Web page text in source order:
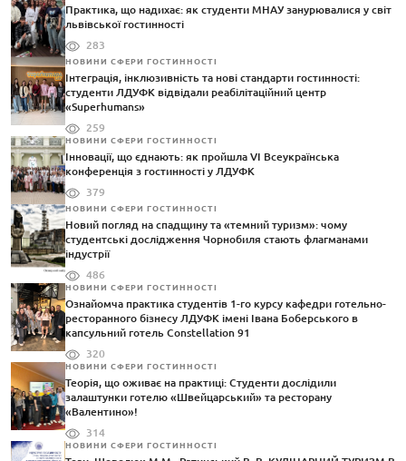
Практика, що надихає: як студенти МНАУ занурювалися у світ
львівської гостинності
283
НОВИНИ СФЕРИ ГОСТИННОСТІ
Інтеграція, інклюзивність та нові стандарти гостинності:
студенти ЛДУФК відвідали реабілітаційний центр
«Superhumans»
259
НОВИНИ СФЕРИ ГОСТИННОСТІ
Інновації, що єднають: як пройшла VI Всеукраїнська
конференція з гостинності у ЛДУФК
379
НОВИНИ СФЕРИ ГОСТИННОСТІ
Новий погляд на спадщину та «темний туризм»: чому
студентські дослідження Чорнобиля стають флагманами
індустрії
486
НОВИНИ СФЕРИ ГОСТИННОСТІ
Ознайомча практика студентів 1-го курсу кафедри готельно-
ресторанного бізнесу ЛДУФК імені Івана Боберського в
капсульний готель Constellation 91
320
НОВИНИ СФЕРИ ГОСТИННОСТІ
Теорія, що оживає на практиці: Студенти дослідили
залаштунки готелю «Швейцарський» та ресторану
«Валентино»!
314
НОВИНИ СФЕРИ ГОСТИННОСТІ